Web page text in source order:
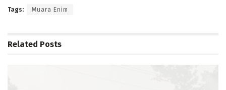
Tags: Muara Enim
Related Posts